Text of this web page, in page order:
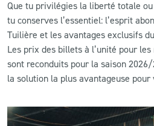
Que tu privilégies la liberté totale
tu conserves l’essentiel: l’esprit
Tuilière et les avantages exclusifs
Les prix des billets à l’unité pour
sont reconduits pour la saison 2026/
la solution la plus avantageuse pour